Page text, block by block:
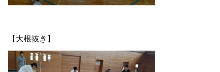
【大根抜き】